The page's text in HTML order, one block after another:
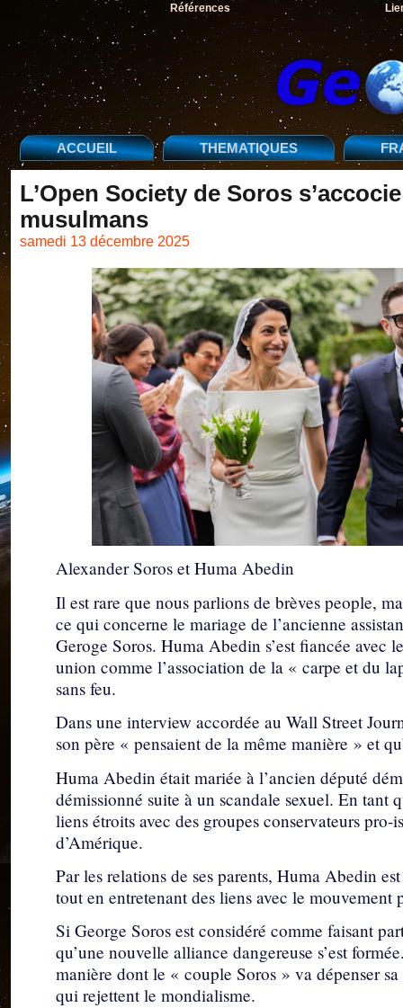
Références
ACCUEIL THEMATIQUES
L’Open Society de Soros
musulmans
samedi 13 décembre 2025
Alexander Soros et Huma Abedin
Il est rare que nous parlions de brèves people,
ce qui concerne le mariage de l’ancienne
Geroge Soros. Huma Abedin s’est fiancée
union comme l’association de la « carpe et du
sans feu.
Dans une interview accordée au Wall Street
son père « pensaient de la même manière » et
Huma Abedin était mariée à l’ancien député
démissionné suite à un scandale sexuel. En tant
liens étroits avec des groupes conservateurs
d’Amérique.
Par les relations de ses parents, Huma Abedin
tout en entretenant des liens avec le mouvement
Si George Soros est considéré comme faisant
qu’une nouvelle alliance dangereuse s’est
manière dont le « couple Soros » va dépenser
qui rejettent le mondialisme.